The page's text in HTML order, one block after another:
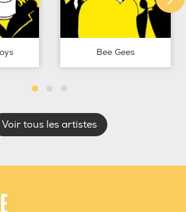
Bee Gees
Voir tous les artistes